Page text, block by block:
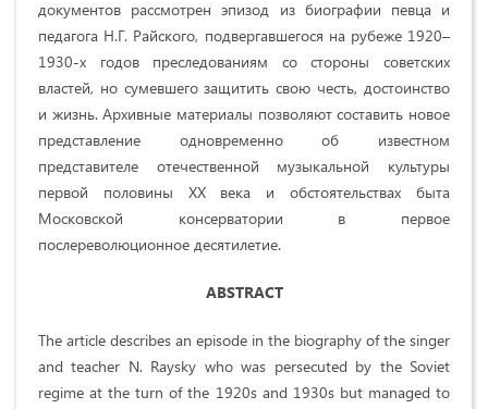
документов рассмотрен эпизод из биографии певца и
педагога Н.Г. Райского, подвергавшегося на рубеже 1920–
1930-х годов преследованиям со стороны советских
властей, но сумевшего защитить свою честь, достоинство
и жизнь. Архивные материалы позволяют составить новое
представление одновременно об известном
представителе отечественной музыкальной культуры
первой половины ХХ века и обстоятельствах быта
Московской консерватории в первое
послереволюционное десятилетие.
ABSTRACT
The article describes an episode in the biography of the singer
and teacher N. Raysky who was persecuted by the Soviet
regime at the turn of the 1920s and 1930s but managed to